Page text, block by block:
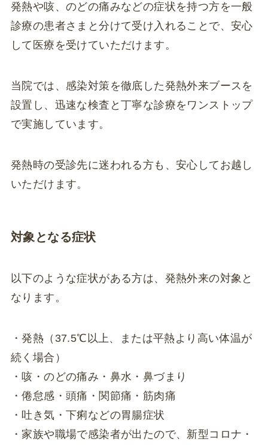
発熱や咳、のどの痛みなどの症状を持つ方を一般
診療の患者さまと分けて受け入れることで、安心
して医療を受けていただけます。
当院では、感染対策を徹底した発熱外来ブースを
設置し、迅速な検査と丁寧な診療をワンストップ
で実施しています。
発熱時の受診先に迷われる方も、安心してお越し
いただけます。
対象となる症状
以下のような症状がある方は、発熱外来の対象と
なります。
・発熱（37.5℃以上、または平熱より高い体温が
続く場合）
・咳・のどの痛み・鼻水・鼻づまり
・倦怠感・頭痛・関節痛・筋肉痛
・吐き気・下痢などの胃腸症状
・家族や職場で感染者が出たので、新型コロナ・